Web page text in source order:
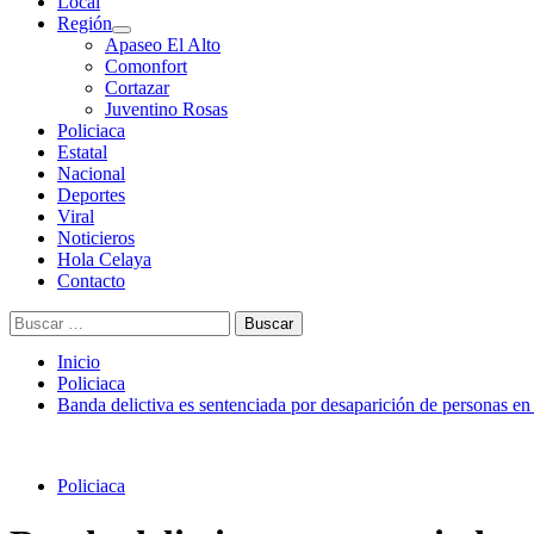
principalRegión
Apaseo El Alto
Comonfort
Cortazar
Juventino Rosas
Policiaca
Estatal
Nacional
Deportes
Viral
Noticieros
Hola Celaya
Contacto
Buscar:
Inicio
Policiaca
Banda delictiva es sentenciada por desaparición de personas
Policiaca